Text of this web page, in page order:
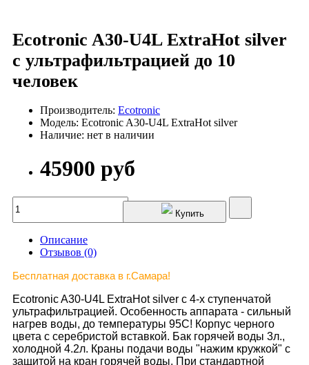
Ecotronic A30-U4L ExtraHot silver
с ультрафильтрацией до 10
человек
Производитель: Ecotronic
Модель: Ecotronic A30-U4L ExtraHot silver
Наличие: нет в наличии
45900 руб
Купить
Описание
Отзывов (0)
Бесплатная доставка в г.Самара!
Ecotronic A30-U4L ExtraHot silver с 4-х ступенчатой
ультрафильтрацией. Особенность аппарата - сильный
нагрев воды, до температуры 95С! Корпус черного
цвета с серебристой вставкой. Бак горячей воды 3л.,
холодной 4.2л. Краны подачи воды "нажим кружкой" с
защитой на кран горячей воды. При стандартной